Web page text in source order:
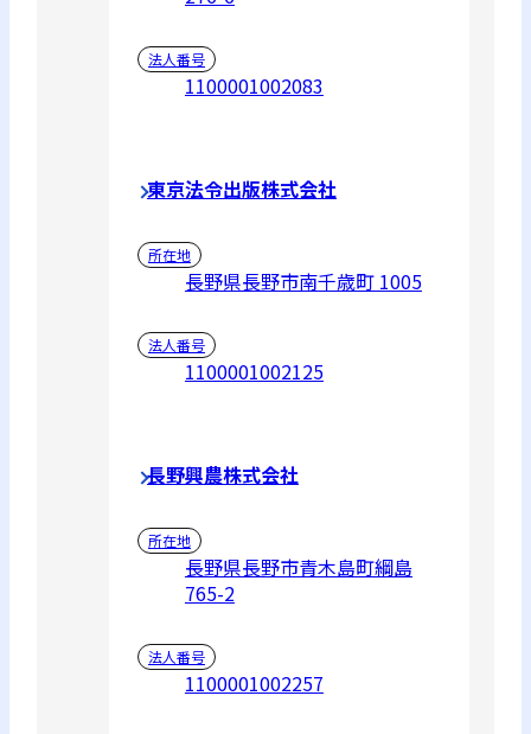
法人番号
1100001002083
東京法令出版株式会社
所在地
長野県長野市南千歳町 1005
法人番号
1100001002125
長野興農株式会社
所在地
長野県長野市青木島町綱島
765-2
法人番号
1100001002257